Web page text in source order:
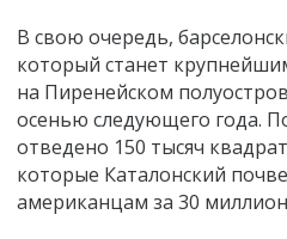
В свою очередь,
который станет
на Пиренейском
осенью следующего года.
отведено 150 тысяч
которые Каталонский
американцам за 30